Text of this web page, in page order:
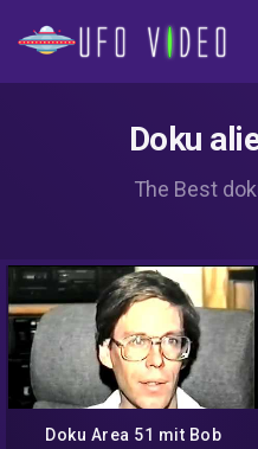
Doku
The Best
Doku Area 51 mit Bob